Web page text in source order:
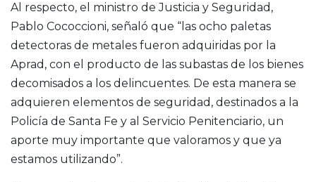
Al respecto, el ministro de Justicia y Seguridad,
Pablo Cococcioni, señaló que “las ocho paletas
detectoras de metales fueron adquiridas por la
Aprad, con el producto de las subastas de los bienes
decomisados a los delincuentes. De esta manera se
adquieren elementos de seguridad, destinados a la
Policía de Santa Fe y al Servicio Penitenciario, un
aporte muy importante que valoramos y que ya
estamos utilizando”.